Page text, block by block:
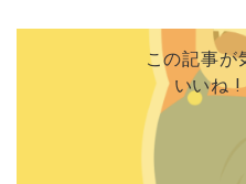
この記事が
いいね !